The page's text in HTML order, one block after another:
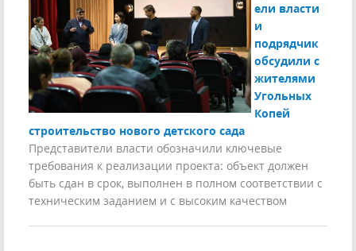
ели власти
и
подрядчик
обсудили с
жителями
Угольных
Копей
строительство нового детского сада
Представители власти обозначили ключевые
требования к реализации проекта: объект должен
быть сдан в срок, выполнен в полном соответствии с
техническим заданием и с высоким качеством